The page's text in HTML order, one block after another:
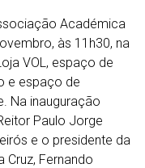
Académica
às 11h30, na
VOL, espaço de
e espaço de
Na inauguração
Paulo Jorge
e o presidente da
Cruz, Fernando